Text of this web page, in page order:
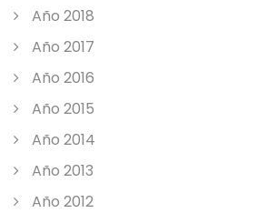
Año 2018
Año 2017
Año 2016
Año 2015
Año 2014
Año 2013
Año 2012